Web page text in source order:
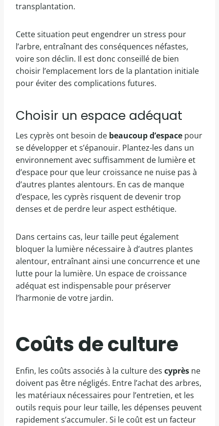
transplantation.
Cette situation peut engendrer un stress pour
l’arbre, entraînant des conséquences néfastes,
voire son déclin. Il est donc conseillé de bien
choisir l’emplacement lors de la plantation initiale
pour éviter des complications futures.
Choisir un espace adéquat
Les cyprès ont besoin de beaucoup d’espace pour
se développer et s’épanouir. Plantez-les dans un
environnement avec suffisamment de lumière et
d’espace pour que leur croissance ne nuise pas à
d’autres plantes alentours. En cas de manque
d’espace, les cyprès risquent de devenir trop
denses et de perdre leur aspect esthétique.
Dans certains cas, leur taille peut également
bloquer la lumière nécessaire à d’autres plantes
alentour, entraînant ainsi une concurrence et une
lutte pour la lumière. Un espace de croissance
adéquat est indispensable pour préserver
l’harmonie de votre jardin.
Coûts de culture
Enfin, les coûts associés à la culture des cyprès ne
doivent pas être négligés. Entre l’achat des arbres,
les matériaux nécessaires pour l’entretien, et les
outils requis pour leur taille, les dépenses peuvent
rapidement s’accumuler. Si le coût est un facteur